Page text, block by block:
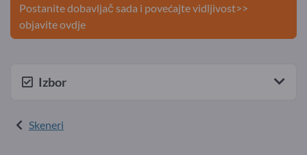
Postanite dobavljač sada i povećajte vidljivost>>
objavite ovdje
Izbor
Skeneri